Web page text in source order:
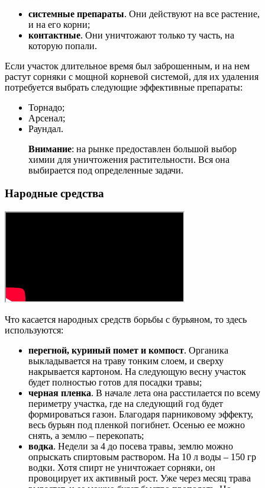
системные препараты. Они действуют на все растение,
и на его корни;
контактные. Они уничтожают только ту часть, на
которую попали.
Если участок длительное время был заброшенным, и на нем
растут сорняки с мощной корневой системой, для их удаления
потребуется выбрать следующие эффективные препараты:
Торнадо;
Арсенал;
Раундал.
Внимание: на рынке предоставлен большой выбор
химии для уничтожения растительности. Вся она
выбирается под определенные задачи.
Народные средства
Что касается народных средств борьбы с бурьяном, то здесь
используются:
перегной, куриный помет и компост. Органика
выкладывается на траву тонким слоем, и сверху
накрывается картоном. На следующую весну участок
будет полностью готов для посадки травы;
черная пленка. В начале лета она расстилается по всему
периметру участка, где на следующий год будет
формироваться газон. Благодаря парниковому эффекту,
весь бурьян под пленкой погибнет. Осенью ее можно
снять, а землю – перекопать;
водка. Недели за 4 до посева травы, землю можно
опрыскать спиртовым раствором. На 10 л воды – 150 гр
водки. Хотя спирт не уничтожает сорняки, он
провоцирует их активный рост. Уже через месяц трава